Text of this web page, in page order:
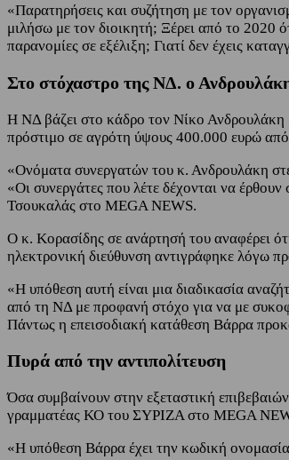
«Παρατηρήσεις και συζήτηση με τον
μιλήσω με τον διοικητή; Ξέρει από το 2020
παρανομίες σε εξέλιξη; Γιατί δεν έχεις
Στο στόχαστρο της ΝΔ. ο
Η ΝΔ βάζει στο κάδρο τον Νίκο Ανδρουλάκη
πρόστιμο σε αγρότη ύψους 400.000 ευρώ
«Ονόματα συνεργατών του κ. Ανδρουλάκη
«Οι συνεργάτες που λέτε δέχονται να
Τσουκαλάς στο MEGA NEWS.
Ο κ. Κορασίδης σε ανάρτησή του αναφέρει
ηλεκτρονική διεύθυνση αντιγράφηκε λόγω
«Η υπόθεση αυτή είναι μια διαδικασία
από τη ΝΔ με προφανή στόχο για να με
Πάντως η επεισοδιακή κατάθεση Βάρρα
Πυρά από την αντιπολίτευση
Όσα συμβαίνουν στην εξεταστική
γραμματέας ΚΟ του ΣΥΡΙΖΑ στο MEGA
«Η υπόθεση Βάρρα έχει την κωδική